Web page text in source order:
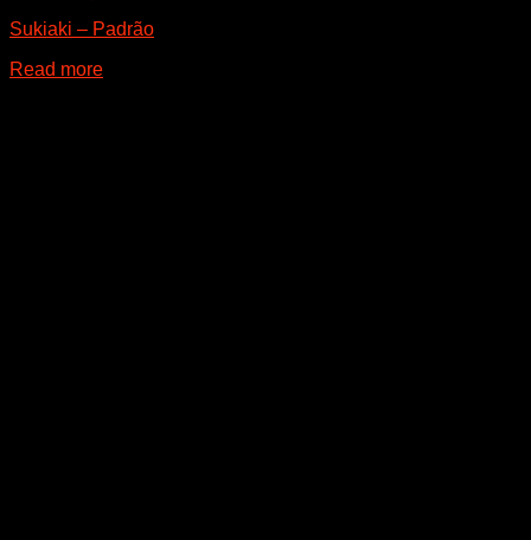
Sukiaki – Padrão
Read more